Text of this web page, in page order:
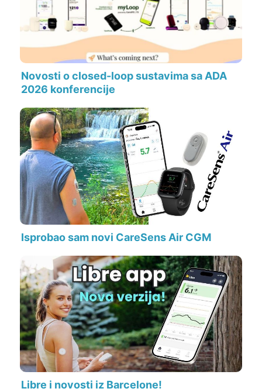
Novosti o closed-loop sustavima sa ADA
2026 konferencije
Isprobao sam novi CareSens Air CGM
Libre i novosti iz Barcelone!